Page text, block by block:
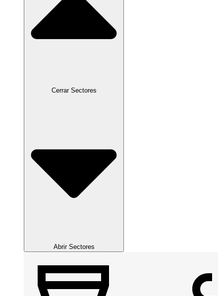
Cerrar Sectores
Abrir Sectores